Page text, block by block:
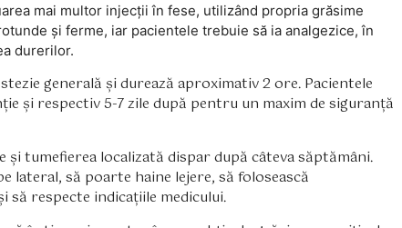
mai multor injecții în fese, utilizând propria grăsime
și ferme, iar pacientele trebuie să ia analgezice, în
durerilor.
generală și durează aproximativ 2 ore. Pacientele
și respectiv 5-7 zile după pentru un maxim de siguranță
și tumefierea localizată dispar după câteva săptămâni.
lateral, să poarte haine lejere, să folosească
să respecte indicațiile medicului.